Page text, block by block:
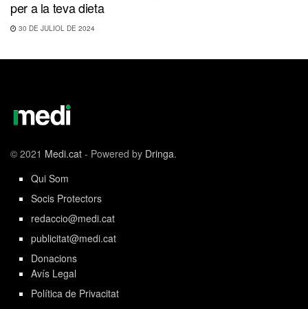
per a la teva dieta
30 DE JULIOL DE 2024
© 2021 Medi.cat - Powered by Dringa.
Qui Som
Socis Protectors
redaccio@medi.cat
publicitat@medi.cat
Donacions
Avís Legal
Política de Privacitat